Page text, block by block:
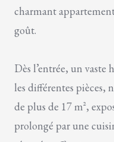
charmant
goût.
Dès l’entrée, un
les différentes pièces,
de plus de 17 m²,
prolongé par une